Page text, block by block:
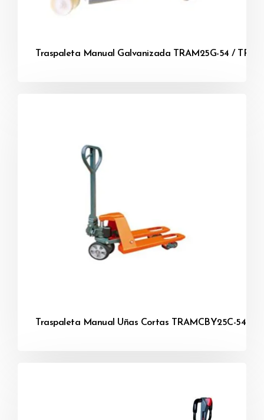
Traspaleta Manual Galvanizada TRAM25G-54 /
Traspaleta Manual Uñas Cortas TRAMCBY25C-54 /